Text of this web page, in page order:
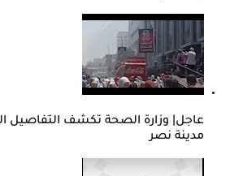
عاجل| وزارة الصحة تكشف التفاصيل
مدينة نصر